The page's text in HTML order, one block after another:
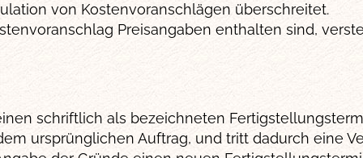
von Kostenvoranschlägen überschreitet.
Preisangaben enthalten sind,
schriftlich als bezeichneten
ursprünglichen Auftrag, und tritt dadurch eine